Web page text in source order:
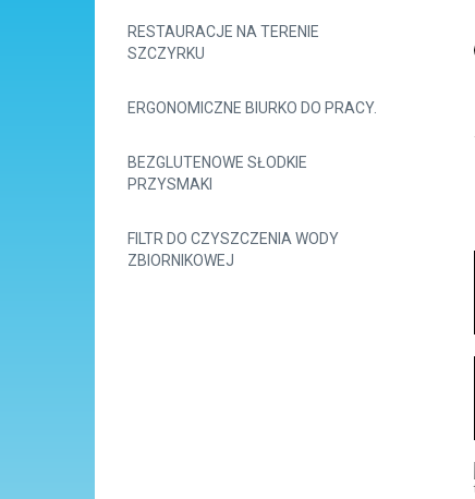
RESTAURACJE NA TERENIE
SZCZYRKU
ERGONOMICZNE BIURKO DO PRACY.
BEZGLUTENOWE SŁODKIE
PRZYSMAKI
FILTR DO CZYSZCZENIA WODY
ZBIORNIKOWEJ